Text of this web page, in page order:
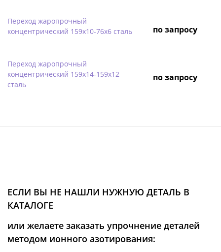
Переход жаропрочный
концентрический 159х10-76х6 сталь
по запросу
Переход жаропрочный
концентрический 159х14-159х12
сталь
по запросу
ЕСЛИ ВЫ НЕ НАШЛИ НУЖНУЮ ДЕТАЛЬ В
КАТАЛОГЕ
или желаете заказать упрочнение деталей
методом ионного азотирования: